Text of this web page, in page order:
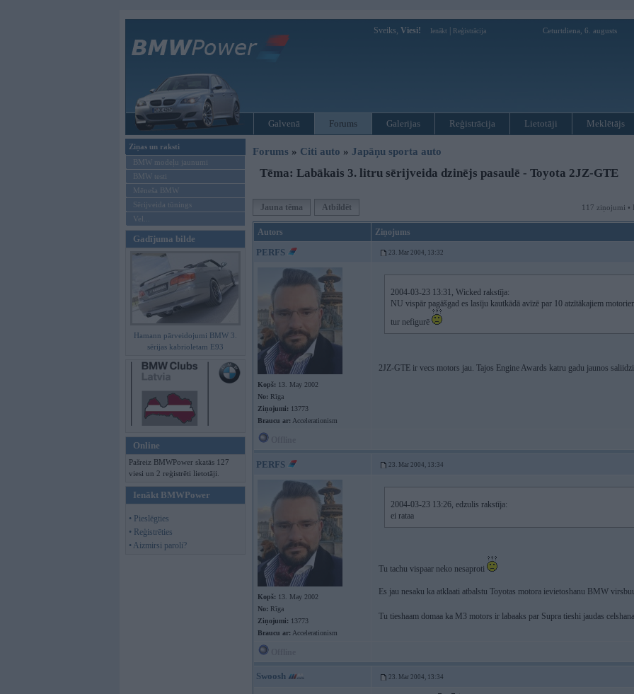
Sveiks, Viesi! Ienākt Reģistrācija Ceturtdiena, 6. augusts
Galvenā Forums Galerijas Reģistrācija Lietotāji Meklētājs
Ziņas un raksti
BMW modeļu jaunumi
BMW testi
Mēneša BMW
Sērijveida tūnings
Vel...
Gadījuma bilde
Hamann pārveidojumi BMW 3.
sērijas kabrioletam E93
Online
Pašreiz BMWPower skatās 127
viesi un 2 reģistrēti lietotāji.
Ienākt BMWPower
• Pieslēgties
• Reģistrēties
• Aizmirsi paroli?
Forums » Citi auto » Japāņu sporta auto
Tēma: Labākais 3. litru sērijveida dzinējs pasaulē - Toyota 2JZ-GTE
Jauna tēma Atbildēt 117 ziņojumi •
Autors Ziņojums
PERFS 23. Mar 2004, 13:32
Kopš: 13. May 2002
No: Rīga
Ziņojumi: 13773
Braucu ar: Accelerationism
2004-03-23 13:31, Wicked rakstīja:
NU vispār pagāšgad es lasīju kautkādā avīzē par 10 atzītākajiem
tur nefigurē
2JZ-GTE ir vecs motors jau. Tajos Engine Awards katru gadu jaunos
PERFS 23. Mar 2004, 13:34
Kopš: 13. May 2002
No: Rīga
Ziņojumi: 13773
Braucu ar: Accelerationism
2004-03-23 13:26, edzulis rakstīja:
ei rataa
Tu tachu vispaar neko nesaproti
Es jau nesaku ka atklaati atbalstu Toyotas motora ievietoshanu BMW
Tu tieshaam domaa ka M3 motors ir labaaks par Supra tieshi jaudas
Swoosh 23. Mar 2004, 13:34